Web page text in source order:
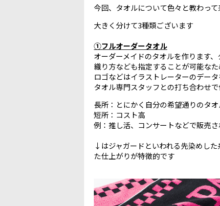
今回、タオルについて色々と教わって
大きく分けて3種類ございます
①フルオーダータオル
オーダーメイドのタオルを作ります
織り方なども指定することが可能な
ロゴなどはイラストレーターのデー
タオル専門スタッフとの打ち合わせで
長所：とにかく自分の希望通りのタ
短所：コスト高
例：推し活、コンサートなどで販売
↓はジャガードといわれる先染めし
た仕上がりが特徴的です